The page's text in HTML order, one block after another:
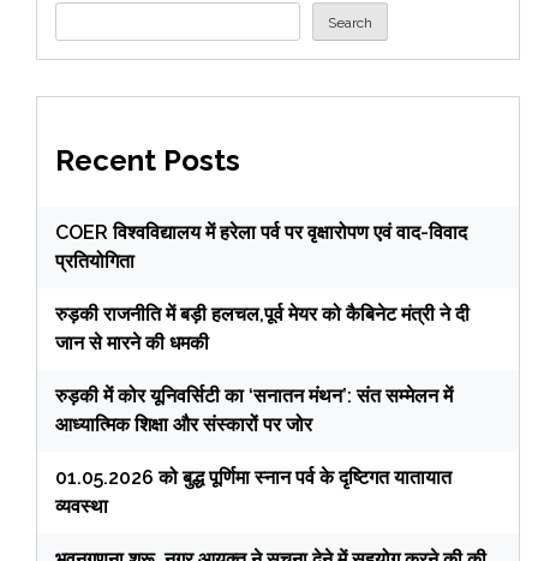
Search
Recent Posts
COER विश्वविद्यालय में हरेला पर्व पर वृक्षारोपण एवं वाद-विवाद
प्रतियोगिता
रुड़की राजनीति में बड़ी हलचल,पूर्व मेयर को कैबिनेट मंत्री ने दी
जान से मारने की धमकी
रुड़की में कोर यूनिवर्सिटी का ‘सनातन मंथन’: संत सम्मेलन में
आध्यात्मिक शिक्षा और संस्कारों पर जोर
01.05.2026 को बुद्ध पूर्णिमा स्नान पर्व के दृष्टिगत यातायात
व्यवस्था